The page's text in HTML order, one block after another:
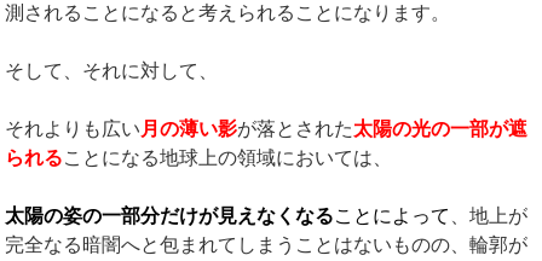
測されることになると考えられることになります。
そして、それに対して、
それよりも広い 月の薄い影が落とされた太陽の光の一部が遮
られることになる地球上の領域においては、
太陽の姿の一部分だけが見えなくなることによって
、地上が
完全なる暗闇へと包まれてしまうことはないものの、輪郭が